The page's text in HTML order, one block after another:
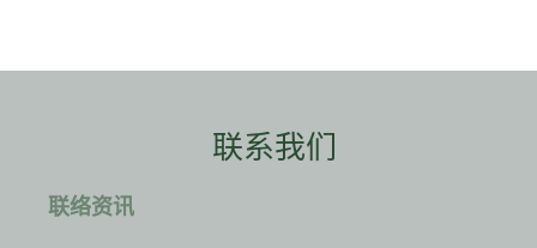
联系我们
联络资讯